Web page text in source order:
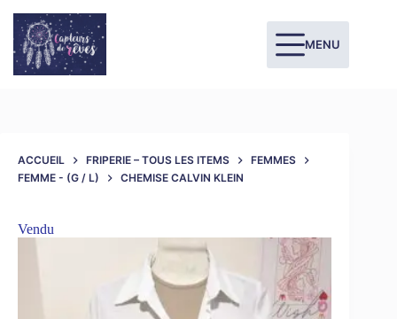
MENU
ACCUEIL FRIPERIE – TOUS LES ITEMS
FEMMES
FEMME - (G / L)
CHEMISE CALVIN KLEIN
Vendu